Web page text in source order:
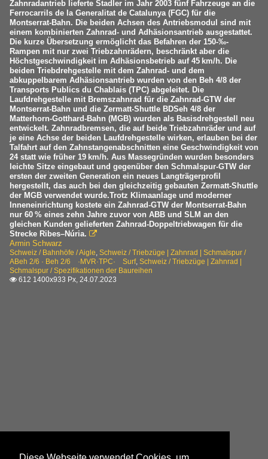
Zahnradantrieb lieferte Stadler im Jahr 2003 fünf Fahrzeuge an die
Ferrocarrils de la Generalitat de Catalunya (FGC) für die
Montserrat-Bahn. Die beiden Achsen des Antriebsmodul sind mit
einem kombinierten Zahnrad- und Adhäsionsantrieb ausgestattet.
Die kurze Übersetzung ermöglicht das Befahren der 150-‰-
Rampen mit nur zwei Triebzahnrädern, beschränkt aber die
Höchstgeschwindigkeit im Adhäsionsbetrieb auf 45 km/h. Die
beiden Triebdrehgestelle mit dem Zahnrad- und dem
abkuppelbarem Adhäsionsantrieb wurden von den Beh 4/8 der
Transports Publics du Chablais (TPC) abgeleitet. Die
Laufdrehgestelle mit Bremszahnrad für die Zahnrad-GTW der
Montserrat-Bahn und die Zermatt-Shuttle BDSeh 4/8 der
Matterhorn-Gotthard-Bahn (MGB) wurden als Basisdrehgestell neu
entwickelt. Zahnradbremsen, die auf beide Triebzahnräder und auf
je eine Achse der beiden Laufdrehgestelle wirken, erlauben bei der
Talfahrt auf den Zahnstangenabschnitten eine Geschwindigkeit von
24 statt wie früher 19 km/h. Aus Massegründen wurden besonders
leichte Sitze eingebaut und gegenüber den Schmalspur-GTW der
ersten der zweiten Generation ein neues Langträgerprofil
hergestellt, das auch bei den gleichzeitig gebauten Zermatt-Shuttle
der MGB verwendet wurde.Trotz Klimaanlage und moderner
Inneneinrichtung kostete ein Zahnrad-GTW der Montserrat-Bahn
nur 60 % eines zehn Jahre zuvor von ABB und SLM an den
gleichen Kunden gelieferten Zahnrad-Doppeltriebwagen für die
Strecke Ribes–Núria. 
Armin Schwarz
Schweiz / Bahnhöfe / Aigle, Schweiz / Triebzüge | Zahnrad | Schmalspur /
ABeh 2/6 · Beh 2/6 ·MVR·TPC· Surf, Schweiz / Triebzüge | Zahnrad |
Schmalspur / Spezifikationen der Baureihen
 612 1400x933 Px, 24.07.2023